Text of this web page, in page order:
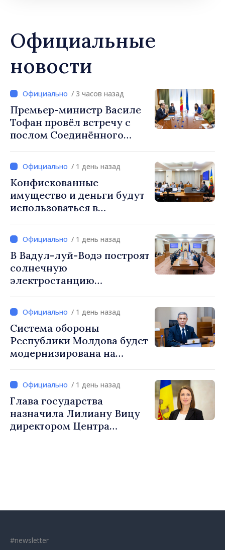
Официальные
новости
/ 3 часов назад
Премьер-министр Василе
Тофан провёл встречу с
послом Соединённого
Великобритании и
Северной Ирландии Ферн
Хорин
/ 1 день назад
Конфискованные
имущество и деньги будут
использоваться в
общественных интересах
/ 1 день назад
В Вадул-луй-Водэ построят
солнечную
электростанцию
системой накопления на 60
МВт·ч
/ 1 день назад
Система обороны
Республики Молдова будет
модернизирована на
внедрению Национальной
стратегии обороны
/ 1 день назад
Глава государства
назначила Лилиану Вицу
директором Центра
#newsletter